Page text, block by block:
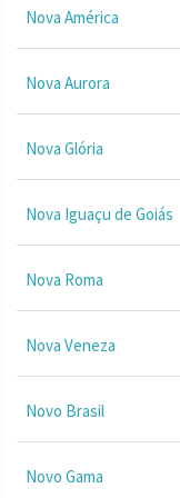
Nova América
Nova Aurora
Nova Glória
Nova Iguaçu de Goiás
Nova Roma
Nova Veneza
Novo Brasil
Novo Gama